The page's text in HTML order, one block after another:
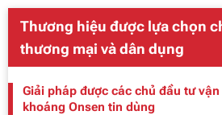
Thương hiệu được lựa chọn
thương mại và dân dụng
Giải pháp được các chủ đầu tư
khoáng Onsen tin dùng